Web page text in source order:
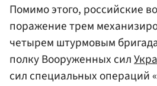
Помимо этого, российские
поражение трем
четырем штурмовым
полку Вооруженных сил
сил специальных операций